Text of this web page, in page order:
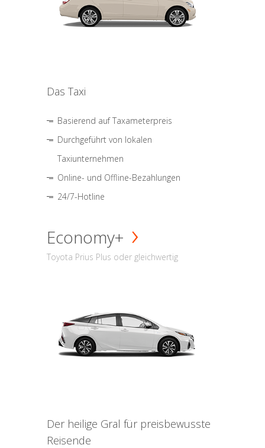
Das Taxi
Basierend auf Taxameterpreis
Durchgeführt von lokalen
Taxiunternehmen
Online- und Offline-Bezahlungen
24/7-Hotline
Economy+
Toyota Prius Plus oder gleichwertig
Der heilige Gral für preisbewusste
Reisende